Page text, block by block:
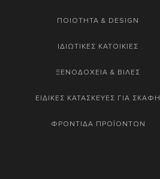
ΠΟΙΟΤΗΤΑ & DESIGN
ΙΔΙΩΤΙΚΕΣ ΚΑΤΟΙΚΙΕΣ
ΞΕΝΟΔΟΧΕΙΑ & ΒΙΛΕΣ
ΕΙΔΙΚΕΣ ΚΑΤΑΣΚΕΥΕΣ ΓΙΑ ΣΚΑΦΗ
ΦΡΟΝΤΙΔΑ ΠΡΟΪΟΝΤΩΝ